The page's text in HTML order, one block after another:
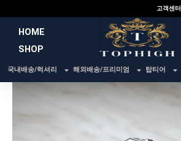
건
너
고객센터
HOME
SHOP
국내배송/럭셔리 해외배송/프리미엄 탑티어